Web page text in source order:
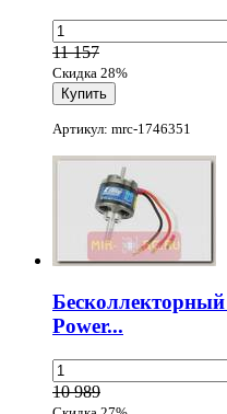
11 157
Скидка 28%
Артикул: mrc-1746351
Бесколлекторный
Power...
10 989